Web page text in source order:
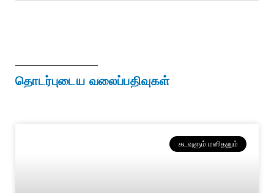
தொடர்புடைய வலைப்பதிவுகள்
கடவுளும் மனிதனும்